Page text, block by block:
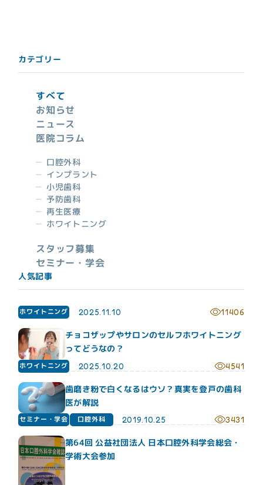
カテゴリー
すべて
お知らせ
ニュース
医院コラム
口腔外科
インプラント
小児歯科
予防歯科
再生医療
ホワイトニング
スタッフ募集
セミナー・学会
人気記事
ホワイトニング 2025.11.10 11406
チョコザップやサロンのセルフホワイトニング
ってどうなの？
ホワイトニング 2025.10.20 4541
歯磨き粉で白くなるはウソ？真実を登戸の歯科
医が解説
セミナー・学会 口腔外科 2019.10.25 3431
第64回 公益社団法人 日本口腔外科学会総会・
学術大会参加